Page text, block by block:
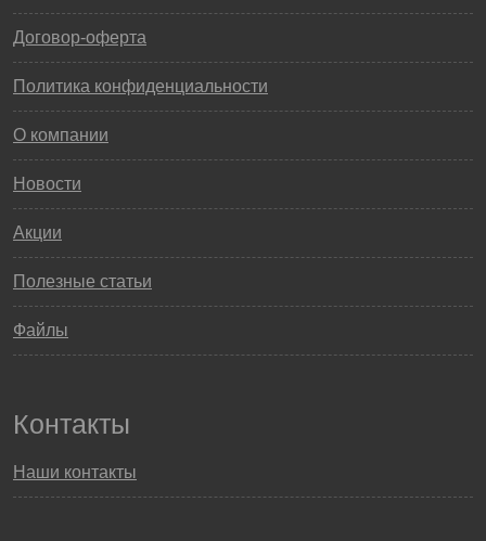
Договор-оферта
Политика конфиденциальности
О компании
Новости
Акции
Полезные статьи
Файлы
Контакты
Наши контакты